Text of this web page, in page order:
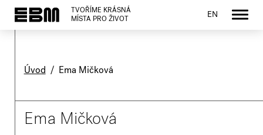
TVOŘÍME KRÁSNÁ
MÍSTA PRO ŽIVOT
EN
Úvod/ Ema Mičková
Ema Mičková